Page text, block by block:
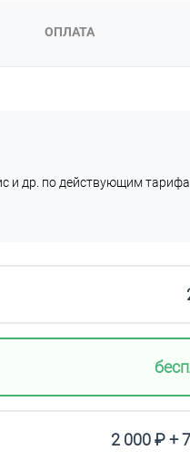
ОПЛАТА
и др. по действующим
2 000 ₽ +